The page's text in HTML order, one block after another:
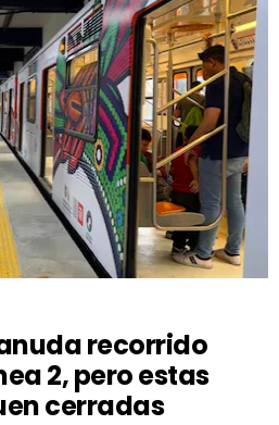
recorrido
2, pero estas
cerradas